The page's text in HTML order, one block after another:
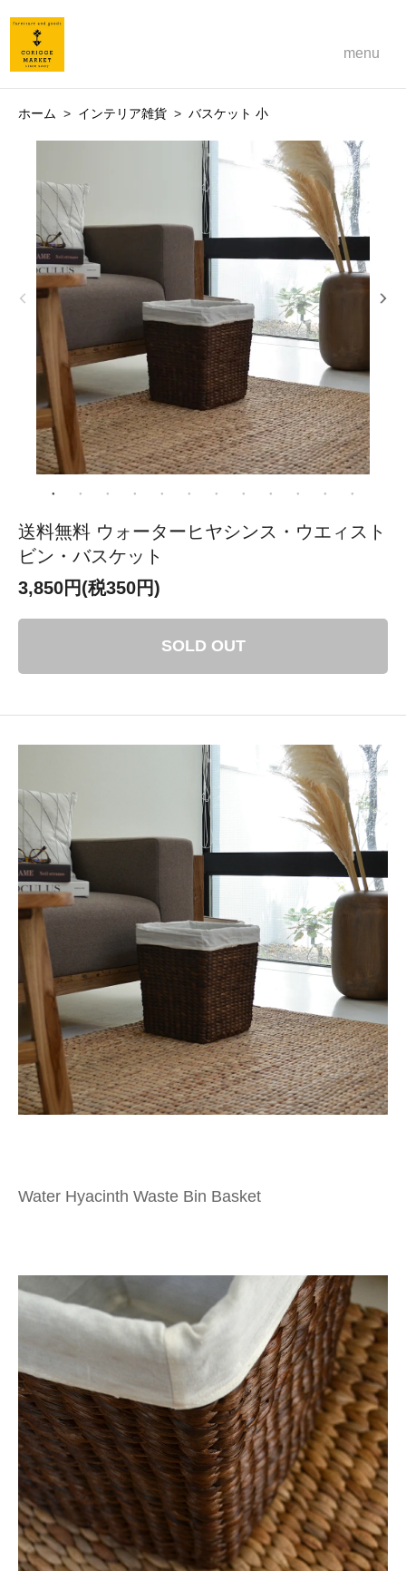
menu
ホーム > インテリア雑貨 > バスケット 小
送料無料 ウォーターヒヤシンス・ウエィスト
ビン・バスケット
3,850円(税350円)
SOLD OUT
Water Hyacinth Waste Bin Basket